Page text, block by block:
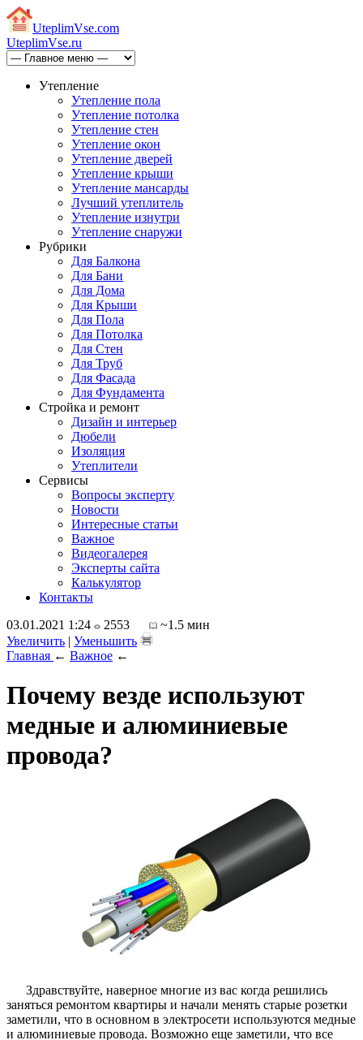
UteplimVse.com
UteplimVse.ru
Утепление
Утепление пола
Утепление потолка
Утепление стен
Утепление окон
Утепление дверей
Утепление крыши
Утепление мансарды
Лучший утеплитель
Утепление изнутри
Утепление снаружи
Рубрики
Для Балкона
Для Бани
Для Дома
Для Крыши
Для Пола
Для Потолка
Для Стен
Для Труб
Для Фасада
Для Фундамента
Стройка и ремонт
Дизайн и интерьер
Дюбели
Изоляция
Утеплители
Сервисы
Вопросы эксперту
Новости
Интересные статьи
Важное
Видеогалерея
Эксперты сайта
Калькулятор
Контакты
03.01.2021 1:24
2553
~1.5 мин
Увеличить | Уменьшить
Главная ← Важное ←
Почему везде используют
медные и алюминиевые
провода?
Здравствуйте, наверное многие из вас когда решились
заняться ремонтом квартиры и начали менять старые розетки
заметили, что в основном в электросети используются медные
и алюминиевые провода. Возможно еще заметили, что все